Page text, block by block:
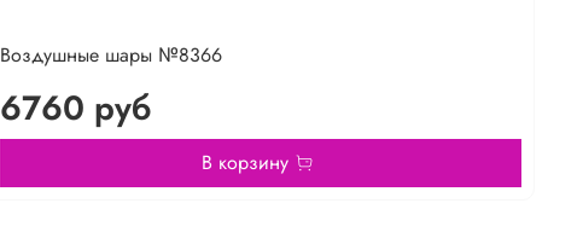
Воздушные шары №8366
6760 руб
В корзину